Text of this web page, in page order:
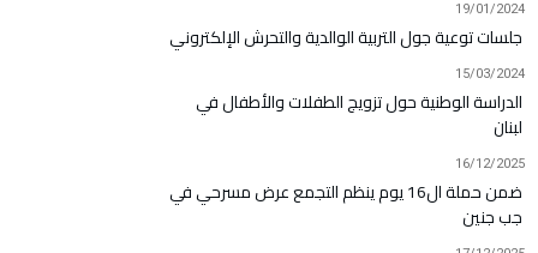
19/01/2024
جلسات توعية جول التربية الوالدية والتحرش الإلكتروني
15/03/2024
الدراسة الوطنية حول تزويج الطفلات والأطفال في
لبنان
16/12/2025
ضمن حملة ال16 يوم ينظم التجمع عرض مسرحي في
جب جنين